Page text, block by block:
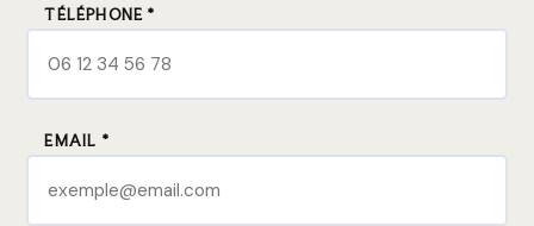
TÉLÉPHONE *
EMAIL *